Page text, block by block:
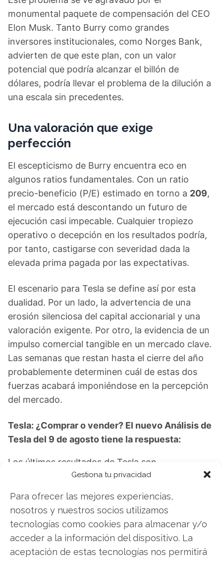
Gestiona tu privacidad
Para ofrecer las mejores experiencias,
nosotros y nuestros socios utilizamos
tecnologías como cookies para almacenar y/o
acceder a la información del dispositivo. La
aceptación de estas tecnologías nos permitirá
monumental paquete de compensación del CEO
Elon Musk. Tanto Burry como grandes
inversores institucionales, como Norges Bank,
advierten de que este plan, con un valor
potencial que podría alcanzar el billón de
dólares, podría llevar el problema de la dilución a
una escala sin precedentes.
Una valoración que exige
perfección
El escepticismo de Burry encuentra eco en
algunos ratios fundamentales. Con un ratio
precio-beneficio (P/E) estimado en torno a 209,
el mercado está descontando un futuro de
ejecución casi impecable. Cualquier tropiezo
operativo o decepción en los resultados podría,
por tanto, castigarse con severidad dada la
elevada prima pagada por las expectativas.
El escenario para Tesla se define así por esta
dualidad. Por un lado, la advertencia de una
erosión silenciosa del capital accionarial y una
valoración exigente. Por otro, la evidencia de un
impulso comercial tangible en un mercado clave.
Las semanas que restan hasta el cierre del año
probablemente determinen cuál de estas dos
fuerzas acabará imponiéndose en la percepción
del mercado.
Tesla: ¿Comprar o vender? El nuevo Análisis de
Tesla del 9 de agosto tiene la respuesta:
Los últimos resultados de Tesla son
contundentes: Acción inmediata requerida para
o es momento de vender? En el Análisis gratuito
actual del 9 de agosto descubrirá exactamente
qué hacer.
Tesla: ¿Comprar o vender?¡Lee más aquí!